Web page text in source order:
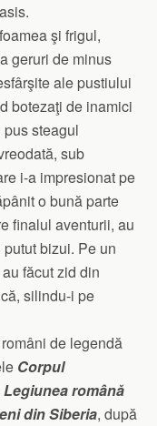
şi frigul,
geruri de minus
ale pustiului
botezaţi de inamici
steagul
sub
i-a impresionat pe
o bună parte
finalul aventurii, au
bizui. Pe un
făcut zid din
silindu-i pe
de legendă
Corpul
Legiunea română
din Siberia, după